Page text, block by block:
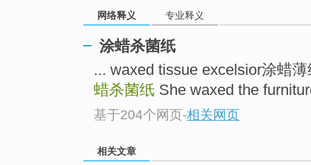
网络释义 专业释义
涂蜡杀菌纸
... waxed tissue excelsior涂蜡
蜡杀菌纸 She waxed the
基于204个网页-相关网页
相关文章